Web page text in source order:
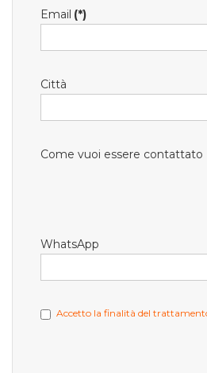
Email (*)
Città
Come vuoi essere contattato
WhatsApp
Accetto la finalità del